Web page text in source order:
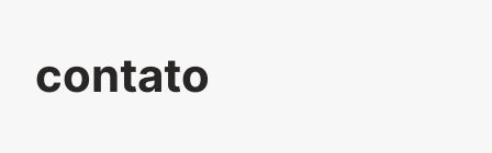
contato